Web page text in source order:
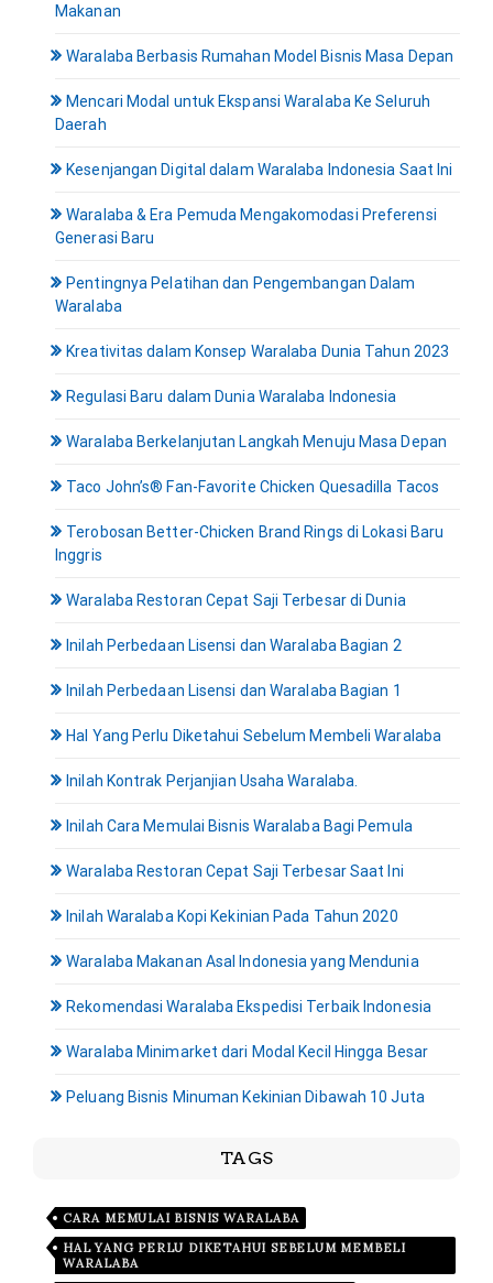
Makanan
Waralaba Berbasis Rumahan Model Bisnis Masa Depan
Mencari Modal untuk Ekspansi Waralaba Ke Seluruh
Daerah
Kesenjangan Digital dalam Waralaba Indonesia Saat Ini
Waralaba & Era Pemuda Mengakomodasi Preferensi
Generasi Baru
Pentingnya Pelatihan dan Pengembangan Dalam
Waralaba
Kreativitas dalam Konsep Waralaba Dunia Tahun 2023
Regulasi Baru dalam Dunia Waralaba Indonesia
Waralaba Berkelanjutan Langkah Menuju Masa Depan
Taco John’s® Fan-Favorite Chicken Quesadilla Tacos
Terobosan Better-Chicken Brand Rings di Lokasi Baru
Inggris
Waralaba Restoran Cepat Saji Terbesar di Dunia
Inilah Perbedaan Lisensi dan Waralaba Bagian 2
Inilah Perbedaan Lisensi dan Waralaba Bagian 1
Hal Yang Perlu Diketahui Sebelum Membeli Waralaba
Inilah Kontrak Perjanjian Usaha Waralaba.
Inilah Cara Memulai Bisnis Waralaba Bagi Pemula
Waralaba Restoran Cepat Saji Terbesar Saat Ini
Inilah Waralaba Kopi Kekinian Pada Tahun 2020
Waralaba Makanan Asal Indonesia yang Mendunia
Rekomendasi Waralaba Ekspedisi Terbaik Indonesia
Waralaba Minimarket dari Modal Kecil Hingga Besar
Peluang Bisnis Minuman Kekinian Dibawah 10 Juta
TAGS
CARA MEMULAI BISNIS WARALABA
HAL YANG PERLU DIKETAHUI SEBELUM MEMBELI
WARALABA